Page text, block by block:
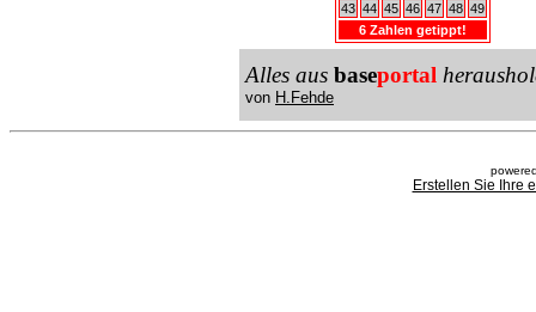
43 44 45 46 47 48 49
6 Zahlen getippt!
Alles aus baseportal
von H.Fehde
Erstellen Sie Ihre